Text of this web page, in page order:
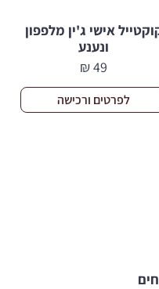
אישי ג'ין מלפפון
ונענע
49
₪
לפרטים ורכישה